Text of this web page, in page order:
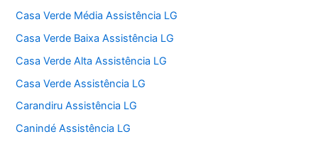
Casa Verde Média Assistência LG
Casa Verde Baixa Assistência LG
Casa Verde Alta Assistência LG
Casa Verde Assistência LG
Carandiru Assistência LG
Canindé Assistência LG